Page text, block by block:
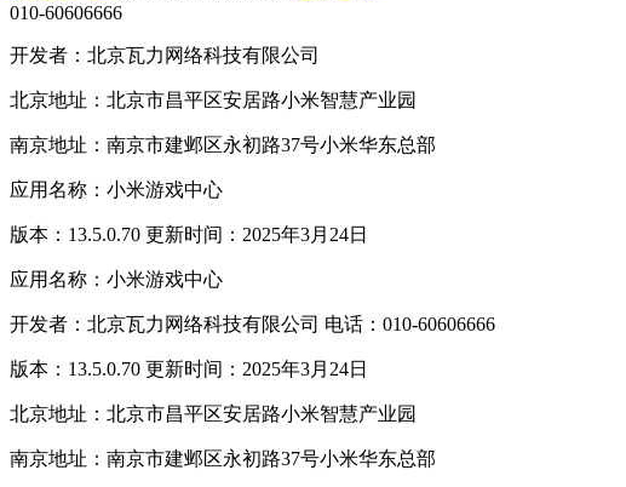
010-60606666
开发者：北京瓦力网络科技有限公司
北京地址：北京市昌平区安居路小米智慧产业园
南京地址：南京市建邺区永初路37号小米华东总部
应用名称：小米游戏中心
版本：13.5.0.70 更新时间：2025年3月24日
应用名称：小米游戏中心
开发者：北京瓦力网络科技有限公司 电话：010-60606666
版本：13.5.0.70 更新时间：2025年3月24日
北京地址：北京市昌平区安居路小米智慧产业园
南京地址：南京市建邺区永初路37号小米华东总部